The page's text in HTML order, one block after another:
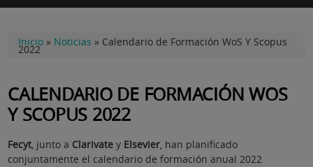
Inicio » Noticias » Calendario de Formación WoS Y Scopus
2022
CALENDARIO DE FORMACIÓN WOS
Y SCOPUS 2022
Fecyt, junto a Clarivatey Elsevier, han planificado
conjuntamente el calendario de formación anual 2022